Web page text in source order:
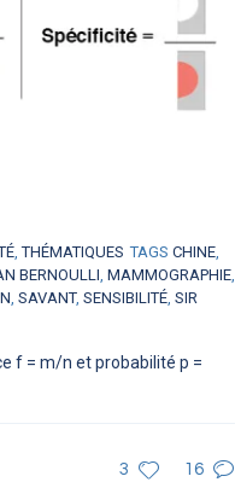
,THÉMATIQUES TAGS CHINE,
BERNOULLI, MAMMOGRAPHIE,
, SAVANT, SENSIBILITÉ, SIR
f = m/n et probabilité p =
3 16